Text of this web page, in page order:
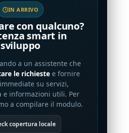
IN ARRIVO
con qualcuno?
smart in
sviluppo
a un assistente che
le richieste e fornire
su servizi,
e informazioni utili. Per
a compilare il modulo.
copertura locale